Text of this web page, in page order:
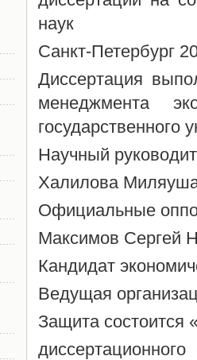
наук
Санкт-Петербург
Диссертация
менеджмента
государственного
Научный
Халилова
Официальные
Максимов Сергей
Кандидат
Ведущая
Защита состоится